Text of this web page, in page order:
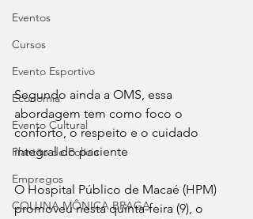
Eventos
Cursos
Evento Esportivo
Economia
Evento Cultural
Plantão de Polícia
Empregos
COLUNA MÔNICA BRAGA
Segundo ainda a OMS, essa
abordagem tem como foco o
conforto, o respeito e o cuidado
integral do paciente
O Hospital Público de Macaé (HPM)
promoveu nesta quinta-feira (9), o